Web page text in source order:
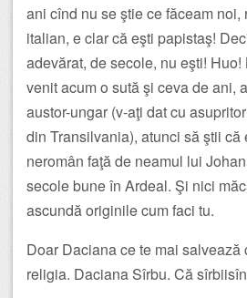
ani cînd nu se ştie ce făceam
italian, e clar că eşti papistaş!
adevărat, de secole, nu eşti!
venit acum o sută şi ceva de ani,
austor-ungar (v-aţi dat cu
din Transilvania), atunci să ştii că
neromân faţă de neamul lui
secole bune în Ardeal. Şi nici
ascundă originile cum faci tu.
Doar Daciana ce te mai salvează
religia. Daciana Sîrbu. Că